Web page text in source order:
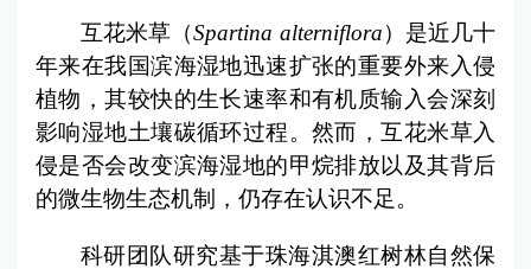
互花米草（Spartina alterniflora）是近几十
年来在我国滨海湿地迅速扩张的重要外来入侵
植物，其较快的生长速率和有机质输入会深刻
影响湿地土壤碳循环过程。然而，互花米草入
侵是否会改变滨海湿地的甲烷排放以及其背后
的微生物生态机制，仍存在认识不足。
科研团队研究基于珠海淇澳红树林自然保